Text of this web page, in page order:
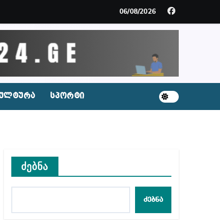
ცხენის ხორცი შეჰქონდათ
შეტევაზე ჩვენი ეროვნული იდენტობის
რეკომენდაციები
შედეგებამდე მივიდეთ – ირმა ინაშვილი
06/08/2026
სპორტი
ძებნა
ძებნა